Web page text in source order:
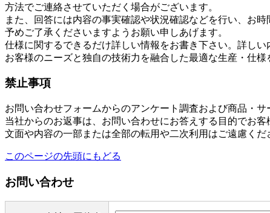
方法でご連絡させていただく場合がございます。
また、回答には内容の事実確認や状況確認などを行い、お
予めご了承くださいますようお願い申しあげます。
仕様に関するできるだけ詳しい情報をお書き下さい。詳しい
お客様のニーズと独自の技術力を融合した最適な生産・仕様
禁止事項
お問い合わせフォームからのアンケート調査および商品・
当社からのお返事は、お問い合わせにお答えする目的でお客
文面や内容の一部または全部の転用や二次利用はご遠慮くだ
このページの先頭にもどる
お問い合わせ